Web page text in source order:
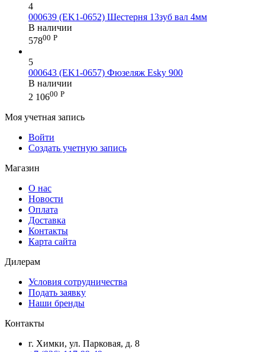
4
000639 (EK1-0652) Шестерня 13зуб вал 4мм
В наличии
57800 Р
5
000643 (EK1-0657) Фюзеляж Esky 900
В наличии
2 10600 Р
Моя учетная запись
Войти
Создать учетную запись
Магазин
О нас
Новости
Оплата
Доставка
Контакты
Карта сайта
Дилерам
Условия сотрудничества
Подать заявку
Наши бренды
Контакты
г. Химки, ул. Парковая, д. 8